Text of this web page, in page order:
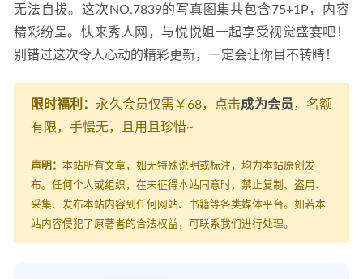
无法自拔。这次NO.7839的写真图集共包含75+1P，内容
精彩纷呈。快来秀人网，与悦悦姐一起享受视觉盛宴吧！
别错过这次令人心动的精彩更新，一定会让你目不转睛！
限时福利： 永久会员仅需￥68，点击成为会员，名额
有限，手慢无，且用且珍惜~
声明： 本站所有文章，如无特殊说明或标注，均为本站原创发
布。任何个人或组织，在未征得本站同意时，禁止复制、盗用、
采集、发布本站内容到任何网站、书籍等各类媒体平台。如若本
站内容侵犯了原著者的合法权益，可联系我们进行处理。